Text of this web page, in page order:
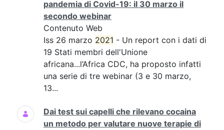
pandemia di Covid-19: il 30 marzo il
secondo webinar
Contenuto Web
Iss 26 marzo 2021 - Un report con i dati di
19 Stati membri dell'Unione
africana...l’Africa CDC, ha proposto infatti
una serie di tre webinar (3 e 30 marzo,
13...
Dai test sui capelli che rilevano cocaina
un metodo per valutare nuove terapie di